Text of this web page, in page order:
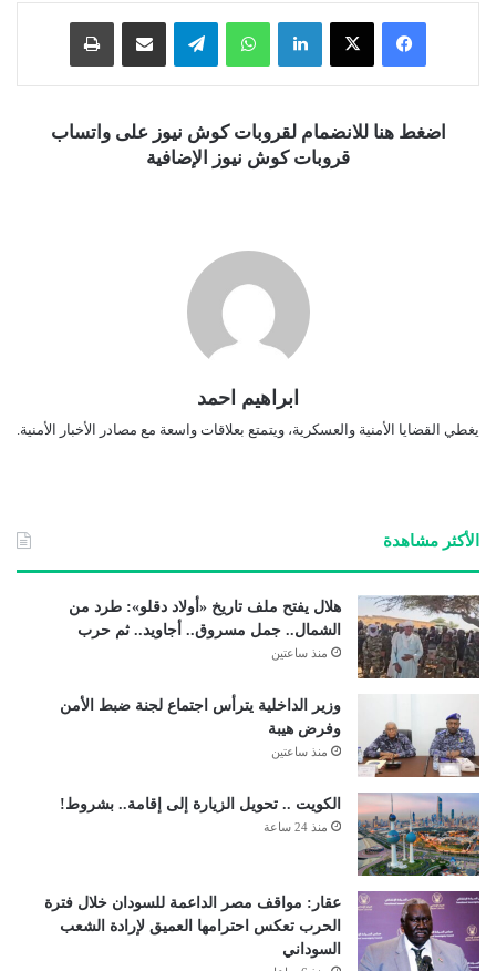
فيسبوك ‫X لينكدإن واتساب تيلقرام
اضغط هنا للانضمام لقروبات كوش نيوز على واتساب
قروبات كوش نيوز الإضافية
ابراهيم احمد
يغطي القضايا الأمنية والعسكرية، ويتمتع بعلاقات واسعة مع مصادر الأخبار الأمنية.
الأكثر مشاهدة
هلال يفتح ملف تاريخ «أولاد دقلو»: طرد من
الشمال.. جمل مسروق.. أجاويد.. ثم حرب
منذ ساعتين
وزير الداخلية يترأس اجتماع لجنة ضبط الأمن
وفرض هيبة
منذ ساعتين
الكويت .. تحويل الزيارة إلى إقامة.. بشروط!
منذ 24 ساعة
عقار: مواقف مصر الداعمة للسودان خلال فترة
الحرب تعكس احترامها العميق لإرادة الشعب
السوداني